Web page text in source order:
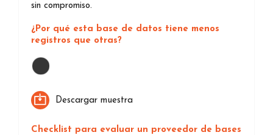
sin compromiso.
¿Por qué esta base de datos tiene menos
registros que otras?
Descargar muestra
Checklist para evaluar un proveedor de bases